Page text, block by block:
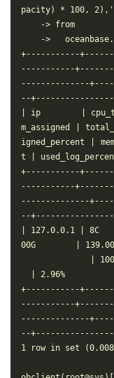
pacity) * 100,
-> from
->
+-----------
-----------
--------------
--
| ip        |
m_assigned |
igned_percent |
t |
+-----------
-----------
--------------
--
| 127.0.0.1 | 8C
00G        |
| 100.00%
| 2.96%
+-----------
-----------
--------------
--
1 row in set (0.008